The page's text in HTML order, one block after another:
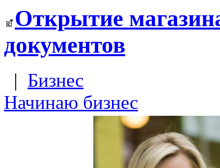
Открытие
документов
| Бизнес
Начинаю бизнес